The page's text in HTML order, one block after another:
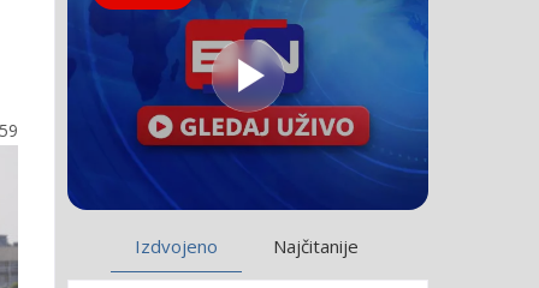
Izdvojeno Najčitanije